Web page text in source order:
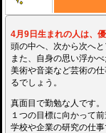
4月9日生まれの人は、
頭の中へ、次から次へと
また、自身の思い浮か
美術や音楽など芸術の
るでしょう。
真面目で勤勉な人です。
１つの目標に向かって
学校や企業の研究の仕